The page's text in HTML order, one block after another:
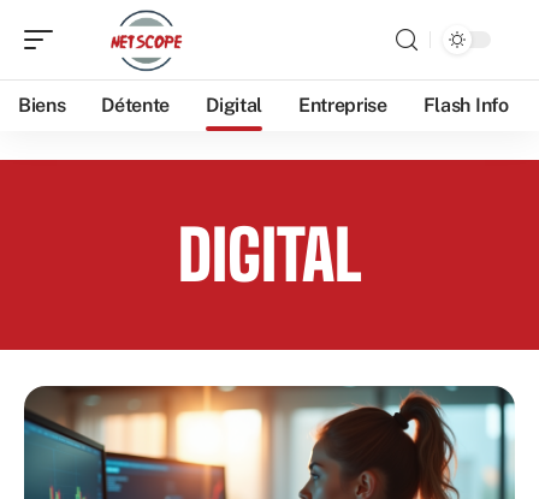
Biens Détente Digital Entreprise Flash Info
DIGITAL